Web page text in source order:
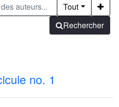
Tout
Rechercher
no. 1